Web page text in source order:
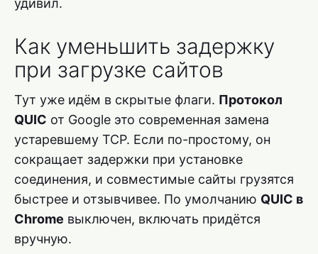
Как уменьшить задержку
при загрузке сайтов
Тут уже идём в скрытые флаги. Протокол
QUIC от Google это современная замена
устаревшему TCP. Если по-простому, он
сокращает задержки при установке
соединения, и совместимые сайты грузятся
быстрее и отзывчивее. По умолчанию QUIC в
Chrome выключен, включать придётся
вручную.